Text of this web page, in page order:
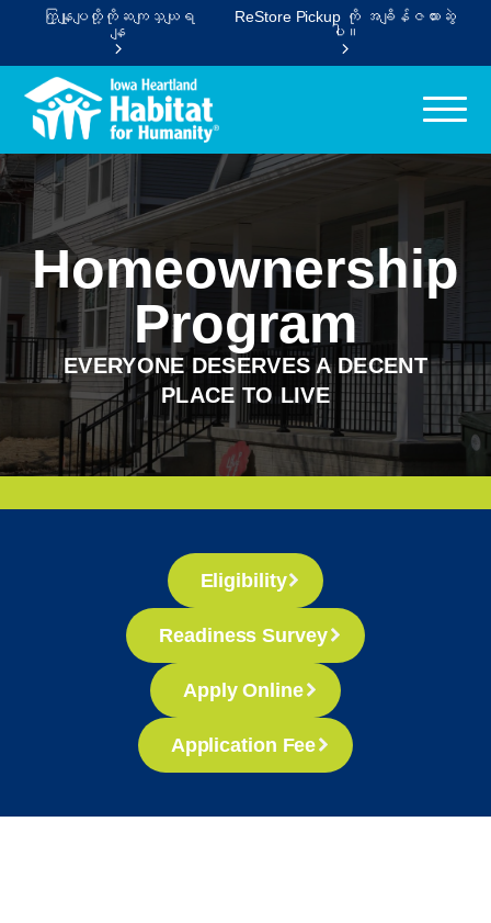
ကြှနျုပျတို့ကိုဆကျသှယျရ
နျ
ReStore Pickup ကို အချိန်ဇယားဆွဲ
ပါ။
Homeownership
Program
EVERYONE DESERVES A DECENT
PLACE TO LIVE
Eligibility
Readiness Survey
Apply Online
Application Fee